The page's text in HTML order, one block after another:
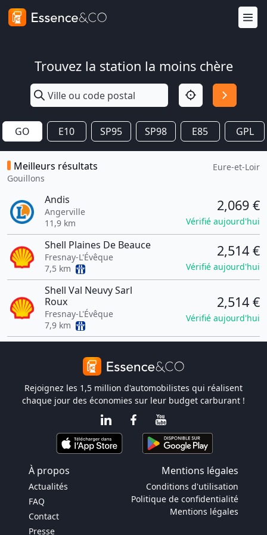
Trouvez la station la moins chère
GO E10 SP95 SP98 E85 GPL
Meilleurs résultats
Gouillons
Eure-et-Loir
Andis
Angerville
11,9 km
2,069 €
Vérifié aujourd'hui
Shell Plaines De Beauce
Fresnay-L'Évêque
7,5 km
2,514 €
Vérifié aujourd'hui
Shell Val Neuvy Sarl
Roux
Fresnay-L'Évêque
7,9 km
2,514 €
Vérifié aujourd'hui
Rejoignez les 1,5 million d'automobilistes qui réalisent
chaque jour des économies sur leur budget carburant !
À propos Mentions légales
Actualités
FAQ
Contact
Presse
Conditions d'utilisation
Politique de confidentialité
Mentions légales